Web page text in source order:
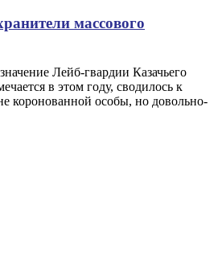
массового
Лейб-гвардии Казачьего
в этом году, сводилось к
коронованной особы, но довольно-